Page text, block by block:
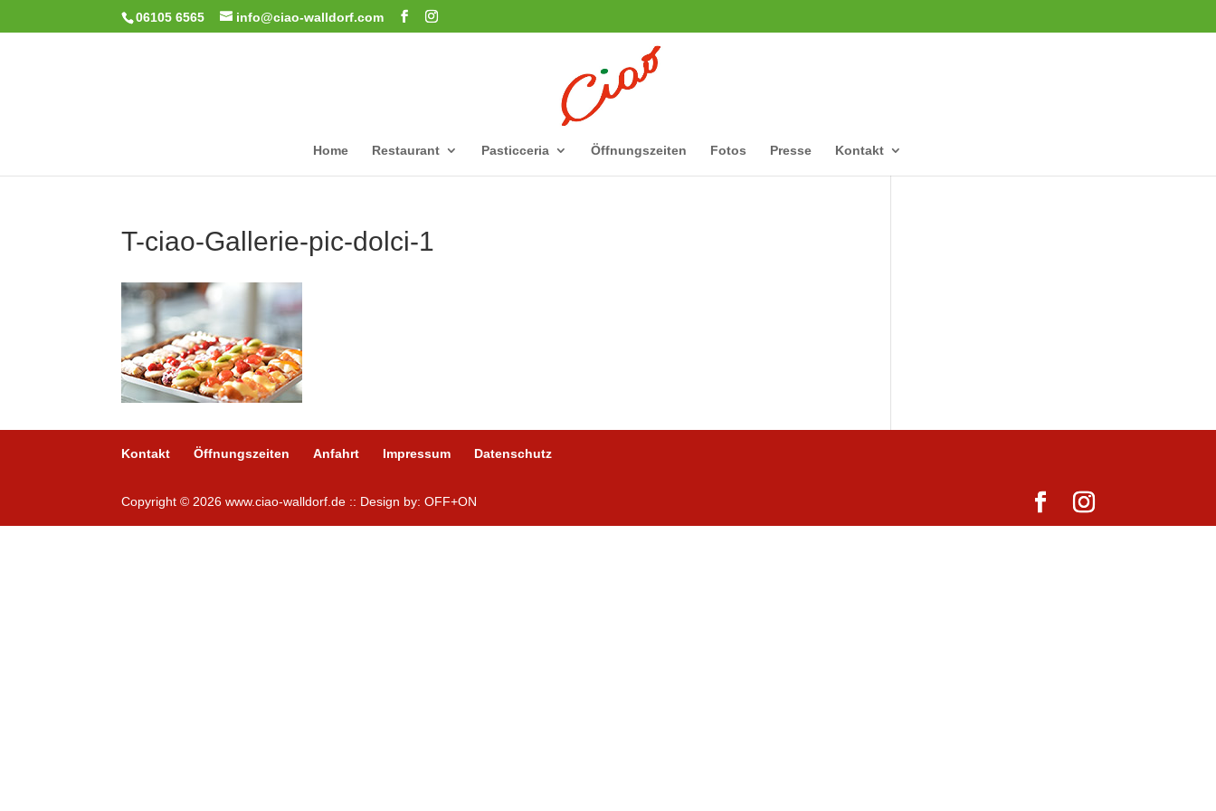
06105 6565 info@ciao-walldorf.com
Home Restaurant Pasticceria Öffnungszeiten Fotos Presse Kontakt
T-ciao-Gallerie-pic-dolci-1
Kontakt Öffnungszeiten Anfahrt Impressum Datenschutz
Copyright © 2026 www.ciao-walldorf.de :: Design by: OFF+ON